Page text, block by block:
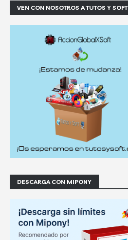
VEN CON NOSOTROS A TUTOS Y SOFT
DESCARGA CON MIPONY